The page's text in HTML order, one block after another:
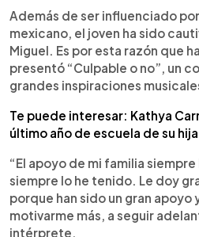
Además de ser influenciado
mexicano, el joven ha sido
Miguel. Es por esta razón que
presentó “Culpable o no”, un
grandes inspiraciones
Te puede interesar: Kathya
último año de escuela de su hija
“El apoyo de mi familia
siempre lo he tenido. Le doy
porque han sido un gran apoyo
motivarme más, a seguir
intérprete.